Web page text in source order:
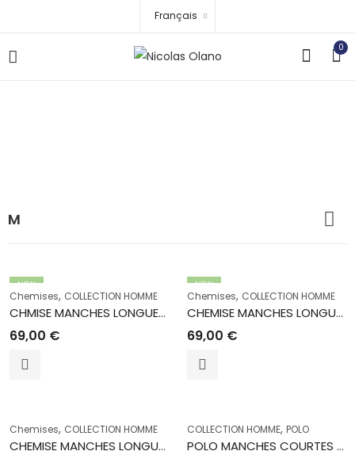
Français
0
M
NEW
Chemises, COLLECTION HOMME
CHMISE MANCHES LONGUES AMIGO 93 MARINE
69,00 €
NEW
Chemises, COLLECTION HOMME
CHEMISE MANCHES LONGUES AMIGO 90 BLANC
69,00 €
Chemises, COLLECTION HOMME
CHEMISE MANCHES LONGUES TRIN OL
COLLECTION HOMME, POLO
POLO MANCHES COURTES 4770 CORAIL